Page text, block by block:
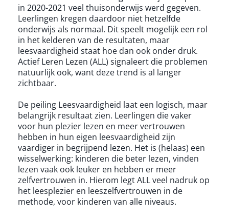
in 2020-2021 veel thuisonderwijs werd gegeven.
Leerlingen kregen daardoor niet hetzelfde
onderwijs als normaal. Dit speelt mogelijk een rol
in het kelderen van de resultaten, maar
leesvaardigheid staat hoe dan ook onder druk.
Actief Leren Lezen (ALL) signaleert die problemen
natuurlijk ook, want deze trend is al langer
zichtbaar.
De peiling Leesvaardigheid laat een logisch, maar
belangrijk resultaat zien. Leerlingen die vaker
voor hun plezier lezen en meer vertrouwen
hebben in hun eigen leesvaardigheid zijn
vaardiger in begrijpend lezen. Het is (helaas) een
wisselwerking: kinderen die beter lezen, vinden
lezen vaak ook leuker en hebben er meer
zelfvertrouwen in. Hierom legt ALL veel nadruk op
het leesplezier en leeszelfvertrouwen in de
methode, voor kinderen van alle niveaus.